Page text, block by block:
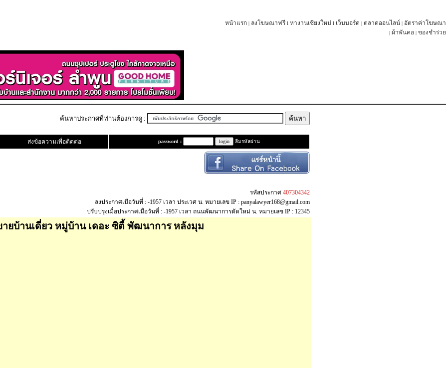
หน้าแรก | ลงโฆษณาฟรี l หางานเชียงใหม่ l เว็บบอร์ด | ตลาดออนไลน์ | อัตราค่าโฆษณา
| ผ้าพันคอ | ของชำร่วย
ค้นหาประกาศที่ท่านต้องการดู :
ส่งข้อความเพื่อติดต่อ password : ลืมรหัสผ่าน
รหัสประกาศ 407304342
ลงประกาศเมื่อวันที่ : -1957 เวลา ประเวศ น. หมายเลข IP : panyalawyer168@gmail.com
ปรับปรุงเมื่อประกาศเมื่อวันที่ : -1957 เวลา ถนนพัฒนาการตัดใหม่ น. หมายเลข IP : 12345
ายบ้านเดี่ยว หมู่บ้าน เดอะ ซิตี้ พัฒนาการ หลังมุม